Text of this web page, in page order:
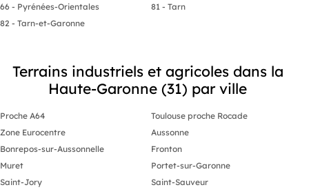
66 - Pyrénées-Orientales
81 - Tarn
82 - Tarn-et-Garonne
Terrains industriels et agricoles dans la
Haute-Garonne (31) par ville
Proche A64
Toulouse proche Rocade
Zone Eurocentre
Aussonne
Bonrepos-sur-Aussonnelle
Fronton
Muret
Portet-sur-Garonne
Saint-Jory
Saint-Sauveur